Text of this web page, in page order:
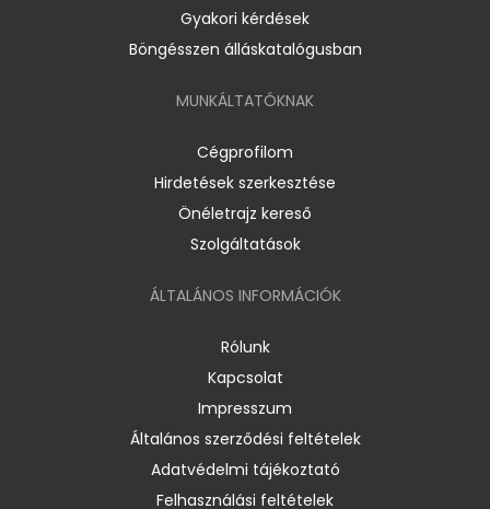
Gyakori kérdések
Böngésszen álláskatalógusban
MUNKÁLTATÓKNAK
Cégprofilom
Hirdetések szerkesztése
Önéletrajz kereső
Szolgáltatások
ÁLTALÁNOS INFORMÁCIÓK
Rólunk
Kapcsolat
Impresszum
Általános szerződési feltételek
Adatvédelmi tájékoztató
Felhasználási feltételek